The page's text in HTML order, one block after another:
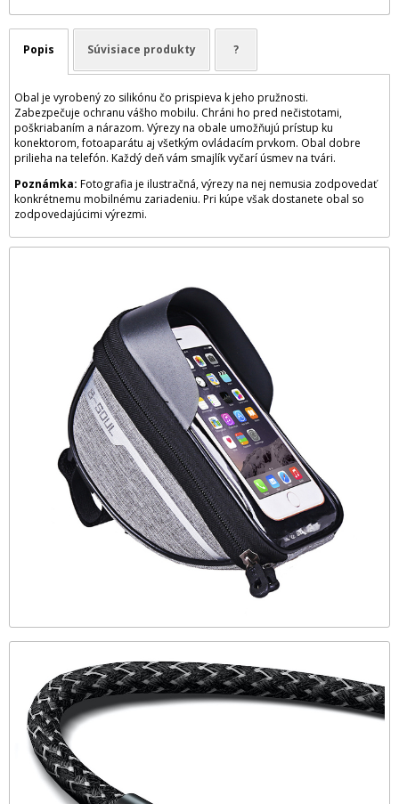
Popis Súvisiace produkty ?
Obal je vyrobený zo silikónu čo prispieva k jeho pružnosti.
Zabezpečuje ochranu vášho mobilu. Chráni ho pred nečistotami,
poškriabaním a nárazom. Výrezy na obale umožňujú prístup ku
konektorom, fotoaparátu aj všetkým ovládacím prvkom. Obal dobre
prilieha na telefón. Každý deň vám smajlík vyčarí úsmev na tvári.
Poznámka: Fotografia je ilustračná, výrezy na nej nemusia zodpovedať
konkrétnemu mobilnému zariadeniu. Pri kúpe však dostanete obal so
zodpovedajúcimi výrezmi.